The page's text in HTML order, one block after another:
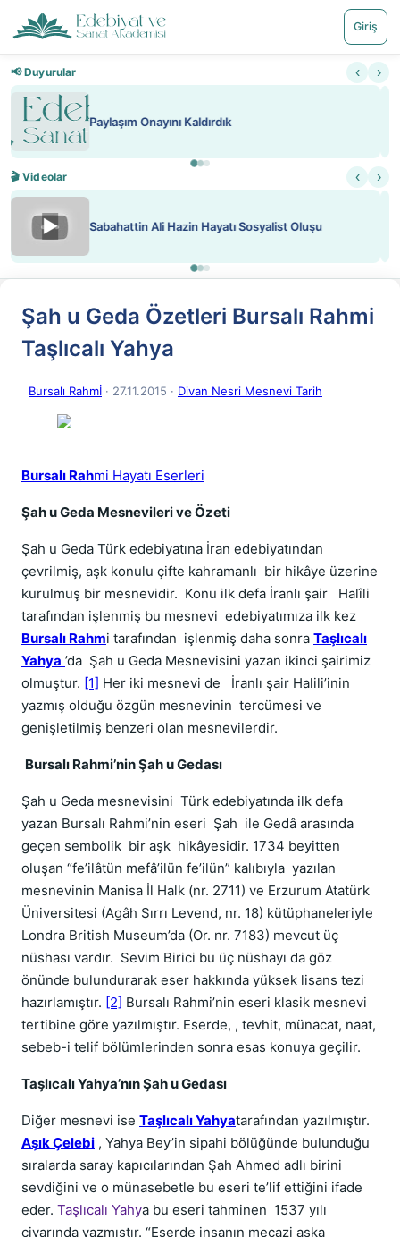
Giriş
📢 Duyurular ‹ ›
Nadir içeriklere kısıtlama ve kredi sistemi getirildi
🎬 Videolar ‹ ›
▶ ATEŞ YAKMAK KONU ÖZET J. LONDON
Şah u Geda Özetleri Bursalı Rahmi
Taşlıcalı Yahya
Bursalı Rahmİ · 27.11.2015 · Divan Nesri Mesnevi Tarih
Bursalı Rahmi Hayatı Eserleri
Şah u Geda Mesnevileri ve Özeti
Şah u Geda Türk edebiyatına İran edebiyatından
çevrilmiş, aşk konulu çifte kahramanlı bir hikâye üzerine
kurulmuş bir mesnevidir. Konu ilk defa İranlı şair Halîli
tarafın­dan işlenmiş bu mesnevi edebiyatımıza ilk kez
Bursalı Rahmi tarafından işlenmiş daha sonra Taşlıcalı
Yahya ’da Şah u Geda Mesnevisini yazan ikinci şairimiz
olmuştur. [1] Her iki mesnevi de İranlı şair Halili’inin
yazmış olduğu özgün mesnevinin tercümesi ve
genişletilmiş benzeri olan mesnevilerdir.
Bursalı Rahmi’nin Şah u Gedası
Şah u Geda mesnevisini Türk edebiyatında ilk defa
yazan Bursalı Rahmi’nin eseri Şah ile Gedâ arasında
geçen sembolik bir aşk hikâyesidir. 1734 beyitten
oluşan “fe’ilâtün mefâ’ilün fe’ilün” kalıbıyla yazılan
mesnevinin Manisa İl Halk (nr. 2711) ve Erzurum Atatürk
Üniversitesi (Agâh Sırrı Levend, nr. 18) kütüphaneleriyle
Londra British Museum’da (Or. nr. 7183) mevcut üç
nüshası vardır. Sevim Birici bu üç nüshayı da göz
önünde bulundurarak eser hakkında yüksek lisans tezi
hazırlamıştır. [2] Bursalı Rahmi’nin ese­ri klasik mesnevi
tertibine göre yazılmıştır. Eserde, , tevhit, münacat, naat,
sebeb-i telif bölümlerinden sonra esas konuya geçilir.
Taşlıcalı Yahya’nın Şah u Gedası
Diğer mesnevi ise Taşlıcalı Yahyatarafından yazılmıştır.
Aşık Çelebi , Yahya Bey’in sipahi bölüğünde bulunduğu
sıralarda saray kapıcılarından Şah Ahmed adlı birini
sevdiğini ve o münasebetle bu eseri te’lif ettiğini ifade
eder. Taşlıcalı Yahya bu eseri tahminen 1537 yılı
civarında yazmıştır. “Eserde insanın mecazi aşka